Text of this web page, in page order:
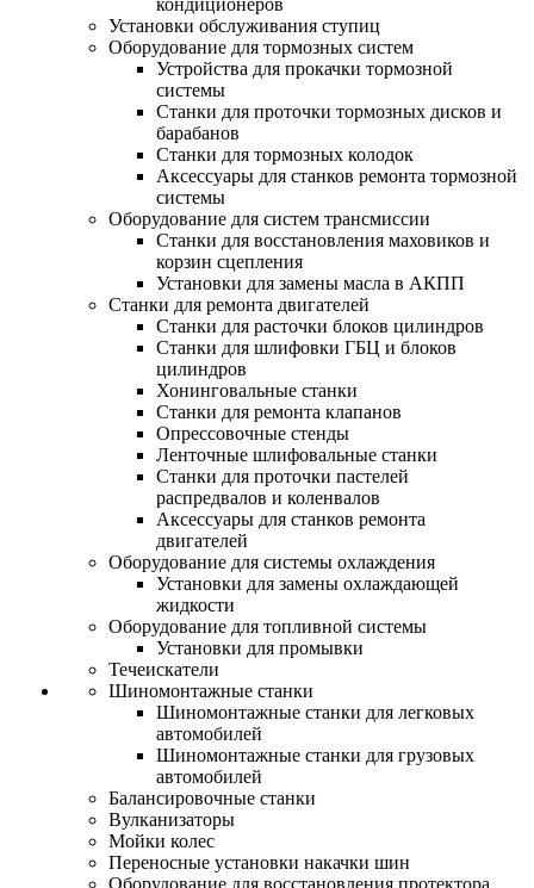
кондиционеров
Установки обслуживания ступиц
Оборудование для тормозных систем
Устройства для прокачки тормозной
системы
Станки для проточки тормозных дисков и
барабанов
Станки для тормозных колодок
Аксессуары для станков ремонта тормозной
системы
Оборудование для систем трансмиссии
Станки для восстановления маховиков и
корзин сцепления
Установки для замены масла в АКПП
Станки для ремонта двигателей
Станки для расточки блоков цилиндров
Станки для шлифовки ГБЦ и блоков
цилиндров
Хонинговальные станки
Станки для ремонта клапанов
Опрессовочные стенды
Ленточные шлифовальные станки
Станки для проточки пастелей
распредвалов и коленвалов
Аксессуары для станков ремонта
двигателей
Оборудование для системы охлаждения
Установки для замены охлаждающей
жидкости
Оборудование для топливной системы
Установки для промывки
Течеискатели
Шиномонтажные станки
Шиномонтажные станки для легковых
автомобилей
Шиномонтажные станки для грузовых
автомобилей
Балансировочные станки
Вулканизаторы
Мойки колес
Переносные установки накачки шин